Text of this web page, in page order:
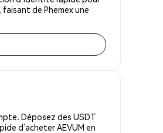
de Phemex une
Déposez des USDT
d’acheter AEVUM en